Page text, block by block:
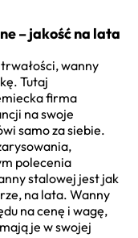
– jakość na lata
wanny
Tutaj
firma
na swoje
samo za siebie.
polecenia
stalowej jest jak
na lata. Wanny
na cenę i wagę,
je w swojej